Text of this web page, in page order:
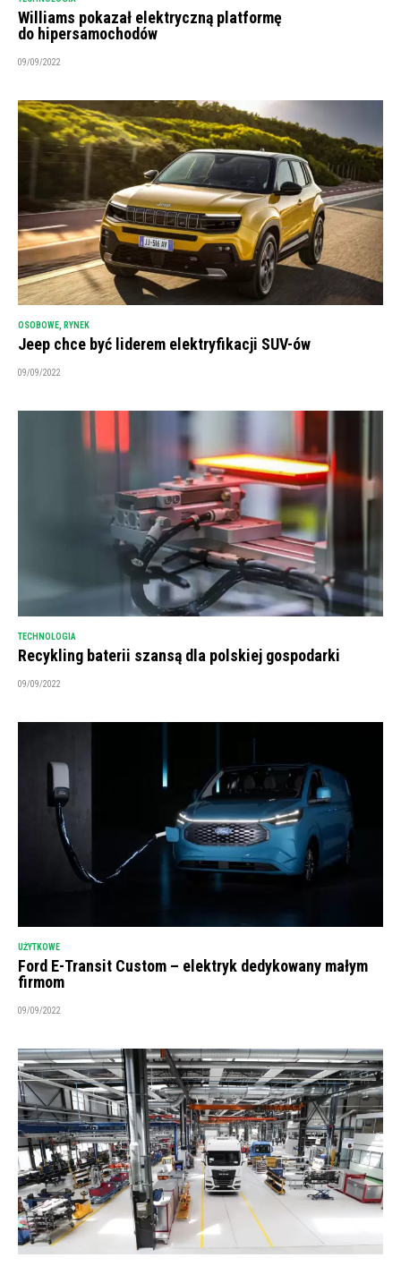
Williams pokazał elektryczną platformę
do hipersamochodów
09/09/2022
OSOBOWE RYNEK
Jeep chce być liderem elektryfikacji SUV-ów
09/09/2022
TECHNOLOGIA
Recykling baterii szansą dla polskiej gospodarki
09/09/2022
UŻYTKOWE
Ford E-Transit Custom – elektryk dedykowany małym
firmom
09/09/2022